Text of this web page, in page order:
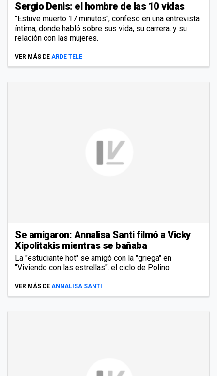
Sergio Denis: el hombre de las 10 vidas
"Estuve muerto 17 minutos", confesó en una entrevista
íntima, donde habló sobre sus vida, su carrera, y su
relación con las mujeres.
VER MÁS DE ARDE TELE
Se amigaron: Annalisa Santi filmó a Vicky
Xipolitakis mientras se bañaba
La "estudiante hot" se amigó con la "griega" en
"Viviendo con las estrellas", el ciclo de Polino.
VER MÁS DE ANNALISA SANTI